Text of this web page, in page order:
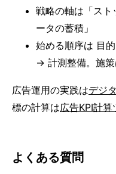
戦略の軸は「ス
ータの蓄積」
始める順序は 目
→ 計測整備。施
広告運用の実践はデジ
標の計算は広告KPI計算
よくある質問